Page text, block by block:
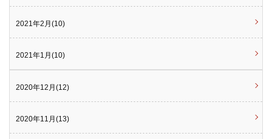
2021年2月(10)
2021年1月(10)
2020年12月(12)
2020年11月(13)